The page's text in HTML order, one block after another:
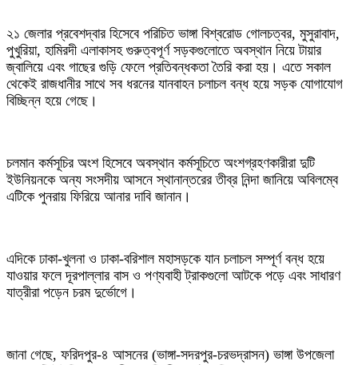
২১ জেলার প্রবেশদ্বার হিসেবে পরিচিত ভাঙ্গা বিশ্বরোড গোলচত্বর, মুসুরাবাদ,
পুখুরিয়া, হামিরদী এলাকাসহ গুরুত্বপূর্ণ সড়কগুলোতে অবস্থান নিয়ে টায়ার
জ্বালিয়ে এবং গাছের গুড়ি ফেলে প্রতিবন্ধকতা তৈরি করা হয়। এতে সকাল
থেকেই রাজধানীর সাথে সব ধরনের যানবাহন চলাচল বন্ধ হয়ে সড়ক যোগাযোগ
বিচ্ছিন্ন হয়ে গেছে।
চলমান কর্মসূচির অংশ হিসেবে অবস্থান কর্মসূচিতে অংশগ্রহণকারীরা দুটি
ইউনিয়নকে অন্য সংসদীয় আসনে স্থানান্তরের তীব্র নিন্দা জানিয়ে অবিলম্বে
এটিকে পুনরায় ফিরিয়ে আনার দাবি জানান।
এদিকে ঢাকা-খুলনা ও ঢাকা-বরিশাল মহাসড়কে যান চলাচল সম্পূর্ণ বন্ধ হয়ে
যাওয়ার ফলে দূরপাল্লার বাস ও পণ্যবাহী ট্রাকগুলো আটকে পড়ে এবং সাধারণ
যাত্রীরা পড়েন চরম দুর্ভোগে।
জানা গেছে, ফরিদপুর-৪ আসনের (ভাঙ্গা-সদরপুর-চরভদ্রাসন) ভাঙ্গা উপজেলা